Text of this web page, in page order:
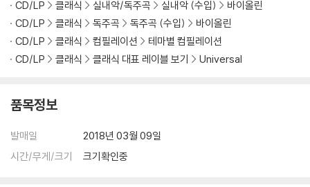
CD/LP
클래식 실내악/독주곡 실내악 (수입)
바이올린
CD/LP
클래식 독주곡 독주곡 (수입)
바이올린
CD/LP
클래식 컴필레이션
테마별 컴필레이션
CD/LP
클래식 클래식 대표 레이블 보기 Universal
품목정보
발매일
2018년 03월 09일
시간/무게/크기
크기확인중